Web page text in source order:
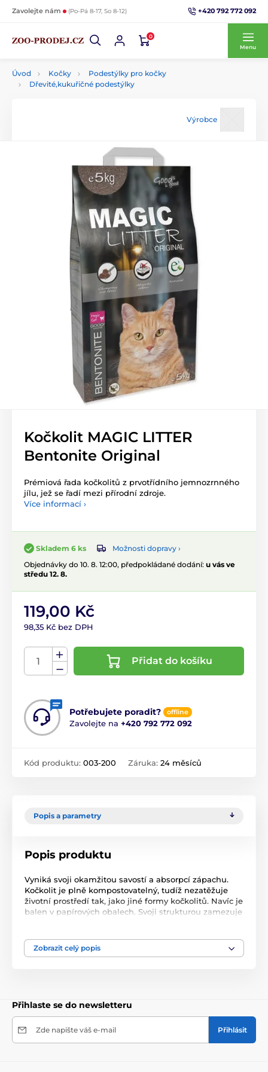
Zavolejte nám (Po-Pá 8-17, So 8-12) +420 792 772 092
0
Menu
Úvod Kočky
Podestýlky pro kočky
Dřevité,kukuřičné podestýlky
Výrobce
Kočkolit MAGIC LITTER
Bentonite Original
Prémiová řada kočkolitů z prvotřídního jemnozrnného
jílu, jež se řadí mezi přírodní zdroje.
Více informací ›
Skladem 6 ks
Možnosti dopravy ›
Objednávky do 10. 8. 12:00, předpokládané dodání: u vás ve
středu 12. 8.
119,00 Kč
98,35 Kč bez DPH
Přidat do košíku
Potřebujete poradit? offline
Zavolejte na +420 792 772 092
Kód produktu: 003-200 Záruka: 24 měsíců
Popis a parametry
Popis produktu
Vyniká svoji okamžitou savostí a absorpcí zápachu.
Kočkolit je plně kompostovatelný, tudíž nezatěžuje
životní prostředí tak, jako jiné formy kočkolitů. Navíc je
balen v papírových obalech. Svoji strukturou zamezuje
Zobrazit celý popis
Přihlaste se do newsletteru
Zde napište váš e-mail Přihlásit